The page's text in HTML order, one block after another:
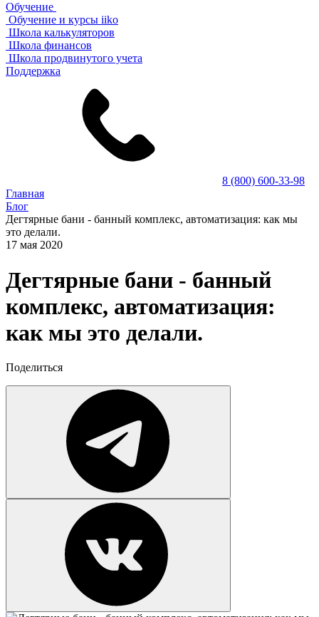
Обучение
Обучение и курсы iiko
Школа калькуляторов
Школа финансов
Школа продвинутого учета
Поддержка
8 (800) 600-33-98
Главная
Блог
Дегтярные бани - банный комплекс, автоматизация: как мы
это делали.
17 мая 2020
Дегтярные бани - банный
комплекс, автоматизация:
как мы это делали.
Поделиться